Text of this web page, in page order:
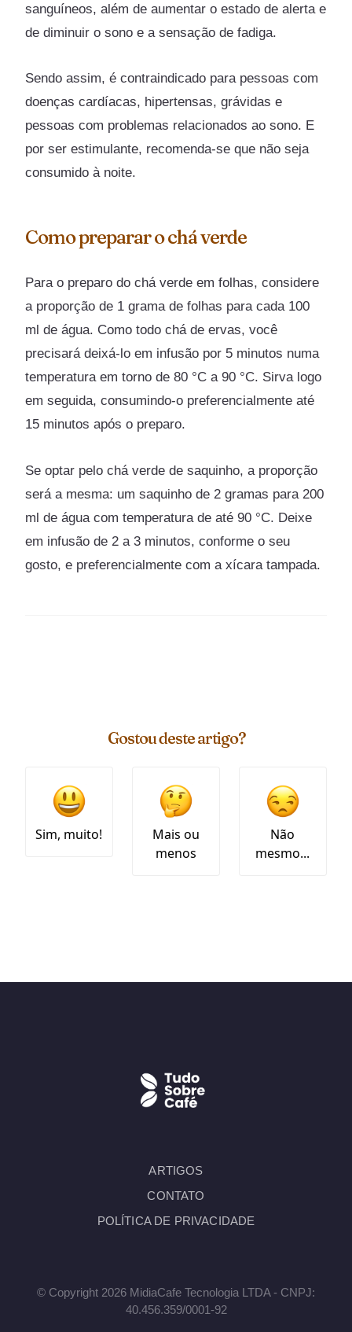
sanguíneos, além de aumentar o estado de alerta e
de diminuir o sono e a sensação de fadiga.
Sendo assim, é contraindicado para pessoas com
doenças cardíacas, hipertensas, grávidas e
pessoas com problemas relacionados ao sono. E
por ser estimulante, recomenda-se que não seja
consumido à noite.
Como preparar o chá verde
Para o preparo do chá verde em folhas, considere
a proporção de 1 grama de folhas para cada 100
ml de água. Como todo chá de ervas, você
precisará deixá-lo em infusão por 5 minutos numa
temperatura em torno de 80 °C a 90 °C. Sirva logo
em seguida, consumindo-o preferencialmente até
15 minutos após o preparo.
Se optar pelo chá verde de saquinho, a proporção
será a mesma: um saquinho de 2 gramas para 200
ml de água com temperatura de até 90 °C. Deixe
em infusão de 2 a 3 minutos, conforme o seu
gosto, e preferencialmente com a xícara tampada.
Gostou deste artigo?
Sim, muito!
Mais ou
menos
Não
mesmo...
ARTIGOS
CONTATO
POLÍTICA DE PRIVACIDADE
© Copyright 2026 MidiaCafe Tecnologia LTDA - CNPJ:
40.456.359/0001-92